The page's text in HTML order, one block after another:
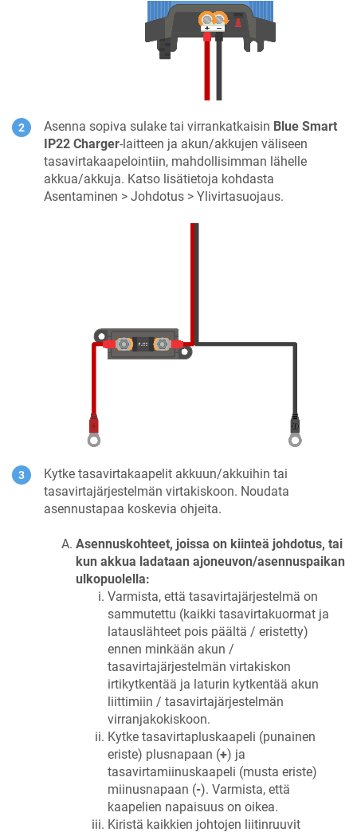
Asenna sopiva sulake tai virrankatkaisin Blue Smart
IP22 Charger-laitteen ja akun/akkujen väliseen
tasavirtakaapelointiin, mahdollisimman lähelle
akkua/akkuja. Katso lisätietoja kohdasta
Asentaminen > Johdotus > Ylivirtasuojaus.
Kytke tasavirtakaapelit akkuun/akkuihin tai
tasavirtajärjestelmän virtakiskoon. Noudata
asennustapaa koskevia ohjeita.
Asennuskohteet, joissa on kiinteä johdotus, tai
kun akkua ladataan ajoneuvon/asennuspaikan
ulkopuolella:
Varmista, että tasavirtajärjestelmä on
sammutettu (kaikki tasavirtakuormat ja
latauslähteet pois päältä / eristetty)
ennen minkään akun /
tasavirtajärjestelmän virtakiskon
irtikytkentää ja laturin kytkentää akun
liittimiin / tasavirtajärjestelmän
virranjakokiskoon.
Kytke tasavirtapluskaapeli (punainen
eriste) plusnapaan (+) ja
tasavirtamiinuskaapeli (musta eriste)
miinusnapaan (-). Varmista, että
kaapelien napaisuus on oikea.
Kiristä kaikkien johtojen liitinruuvit